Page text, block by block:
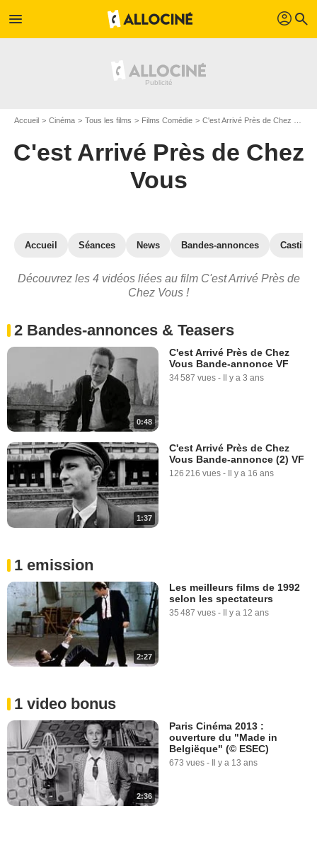
menu profil search
Accueil Cinéma Tous les films Films Comédie C'est Arrivé Près de Chez Vous
C'est Arrivé Près de Chez
Vous
Accueil Séances News Bandes-annonces Casting
Découvrez les 4 vidéos liées au film C'est Arrivé Près de
Chez Vous !
2 Bandes-annonces & Teasers
0:48
C'est Arrivé Près de Chez
Vous Bande-annonce VF
34 587 vues - Il y a 3 ans
1:37
C'est Arrivé Près de Chez
Vous Bande-annonce (2) VF
126 216 vues - Il y a 16 ans
1 emission
2:27
Les meilleurs films de 1992
selon les spectateurs
35 487 vues - Il y a 12 ans
1 video bonus
2:36
Paris Cinéma 2013 :
ouverture du "Made in
Belgiëque" (© ESEC)
673 vues - Il y a 13 ans